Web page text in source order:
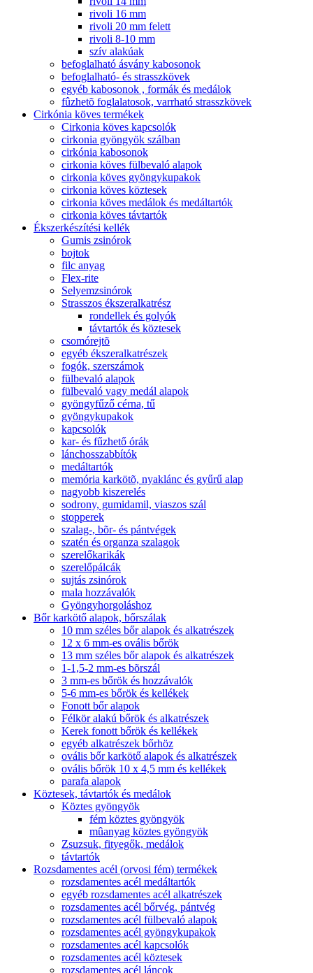
rivoli 16 mm
rivoli 20 mm felett
rivoli 8-10 mm
szív alakúak
befoglalható ásvány kabosonok
befoglalható- és strasszkövek
egyéb kabosonok , formák és medálok
fûzhetõ foglalatosok, varrható strasszkövek
Cirkónia köves termékek
Cirkonia köves kapcsolók
cirkonia gyöngyök szálban
cirkónia kabosonok
cirkonia köves fülbevaló alapok
cirkonia köves gyöngykupakok
cirkonia köves köztesek
cirkonia köves medálok és medáltartók
cirkonia köves távtartók
Ékszerkészítési kellék
Gumis zsinórok
bojtok
filc anyag
Flex-rite
Selyemzsinórok
Strasszos ékszeralkatrész
rondellek és golyók
távtartók és köztesek
csomórejtõ
egyéb ékszeralkatrészek
fogók, szerszámok
fülbevaló alapok
fülbevaló vagy medál alapok
gyöngyfűző cérna, tű
gyöngykupakok
kapcsolók
kar- és fűzhető órák
lánchosszabbítók
medáltartók
memória karkötõ, nyaklánc és gyűrű alap
nagyobb kiszerelés
sodrony, gumidamil, viaszos szál
stopperek
szalag-, bõr- és pántvégek
szatén és organza szalagok
szerelőkarikák
szerelőpálcák
sujtás zsinórok
mala hozzávalók
Gyöngyhorgoláshoz
Bőr karkötő alapok, bőrszálak
10 mm széles bőr alapok és alkatrészek
12 x 6 mm-es ovális bőrök
13 mm széles bőr alapok és alkatrészek
1-1,5-2 mm-es bõrszál
3 mm-es bőrök és hozzávalók
5-6 mm-es bőrök és kellékek
Fonott bőr alapok
Félkör alakú bőrök és alkatrészek
Kerek fonott bőrök és kellékek
egyéb alkatrészek bőrhöz
ovális bőr karkötő alapok és alkatrészek
ovális bőrök 10 x 4,5 mm és kellékek
parafa alapok
Köztesek, távtartók és medálok
Köztes gyöngyök
fém köztes gyöngyök
mûanyag köztes gyöngyök
Zsuzsuk, fityegők, medálok
távtartók
Rozsdamentes acél (orvosi fém) termékek
rozsdamentes acél medáltartók
egyéb rozsdamentes acél alkatrészek
rozsdamentes acél bőrvég, pántvég
rozsdamentes acél fülbevaló alapok
rozsdamentes acél gyöngykupakok
rozsdamentes acél kapcsolók
rozsdamentes acél köztesek
rozsdamentes acél láncok